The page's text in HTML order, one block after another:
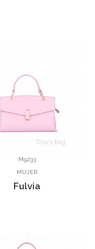
M9233
MUJER
Fulvia